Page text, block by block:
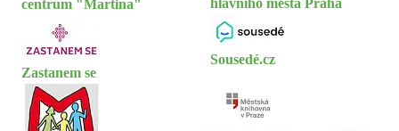
centrum "Martina"
hlavního města Praha
Zastanem se
Sousedé.cz